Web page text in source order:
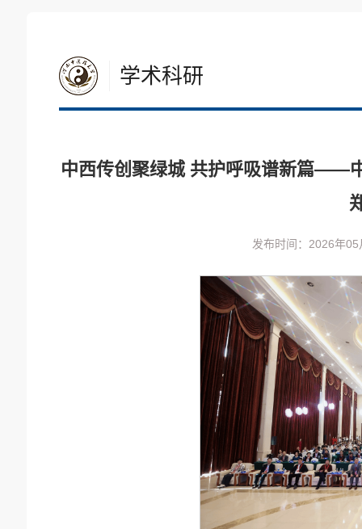
学术科研
中西传创聚绿城 共护呼吸谱新篇——
发布时间：2026年05